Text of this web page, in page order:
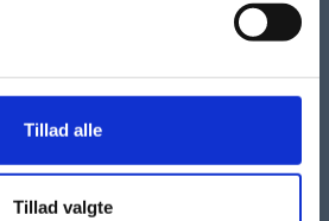
Tillad alle
Tillad valgte
2.